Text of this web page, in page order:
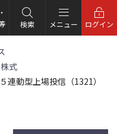
検索 メニュー ログイン
式
動型上場投信（1321）